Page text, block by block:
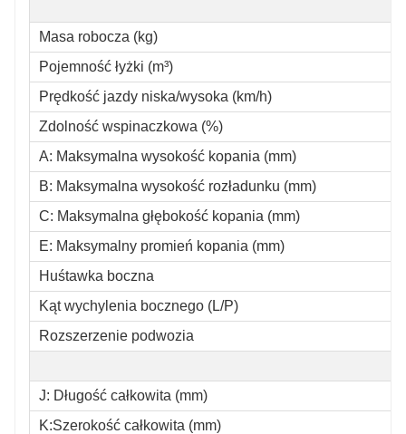
Masa robocza (kg)
Pojemność łyżki (m³)
Prędkość jazdy niska/wysoka (km/h)
Zdolność wspinaczkowa (%)
A: Maksymalna wysokość kopania (mm)
B: Maksymalna wysokość rozładunku (mm)
C: Maksymalna głębokość kopania (mm)
E: Maksymalny promień kopania (mm)
Huśtawka boczna
Kąt wychylenia bocznego (L/P)
Rozszerzenie podwozia
J: Długość całkowita (mm)
K:Szerokość całkowita (mm)